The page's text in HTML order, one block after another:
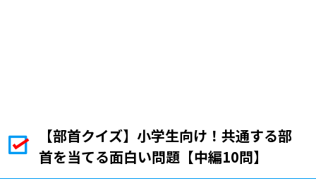
【部首クイズ】小学生向け！共通する部
首を当てる面白い問題【中編10問】